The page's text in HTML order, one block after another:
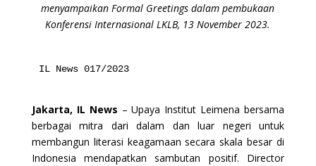
menyampaikan Formal Greetings dalam pembukaan
Konferensi Internasional LKLB, 13 November 2023.
IL News 017/2023
Jakarta, IL News – Upaya Institut Leimena bersama
berbagai mitra dari dalam dan luar negeri untuk
membangun literasi keagamaan secara skala besar di
Indonesia mendapatkan sambutan positif. Director